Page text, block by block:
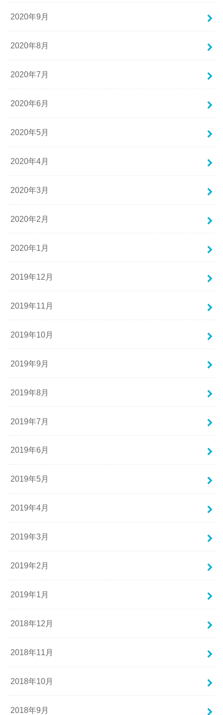
2020年9月
2020年8月
2020年7月
2020年6月
2020年5月
2020年4月
2020年3月
2020年2月
2020年1月
2019年12月
2019年11月
2019年10月
2019年9月
2019年8月
2019年7月
2019年6月
2019年5月
2019年4月
2019年3月
2019年2月
2019年1月
2018年12月
2018年11月
2018年10月
2018年9月